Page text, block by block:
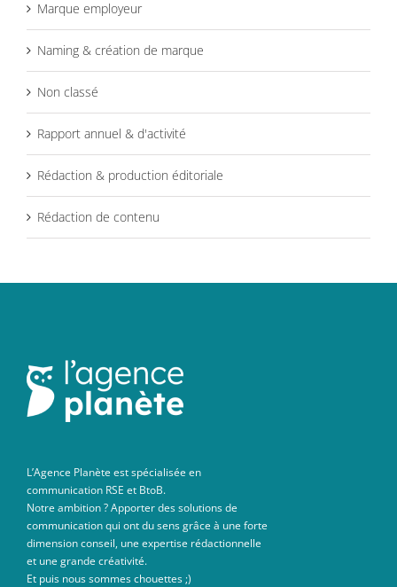
Marque employeur
Naming & création de marque
Non classé
Rapport annuel & d'activité
Rédaction & production éditoriale
Rédaction de contenu
L’Agence Planète est spécialisée en
communication RSE et BtoB.
Notre ambition ? Apporter des solutions de
communication qui ont du sens grâce à une forte
dimension conseil, une expertise rédactionnelle
et une grande créativité.
Et puis nous sommes chouettes ;)